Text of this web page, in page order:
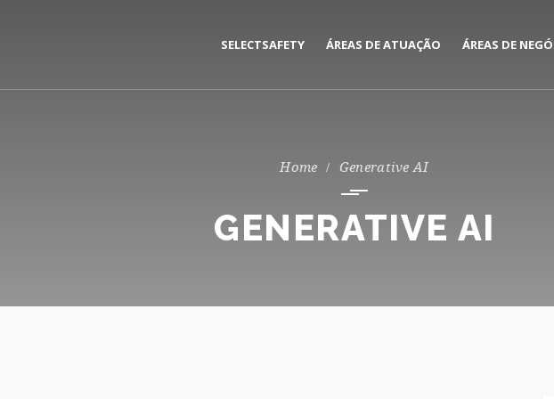
SELECTSAFETY ÁREAS DE ATUAÇÃO
CONSULTORIA DE RISCOS
ÁREAS DE
Generative AI
GENERATIVE AI